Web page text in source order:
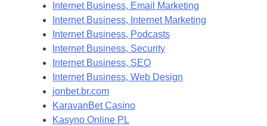
Internet Business, Email Marketing
Internet Business, Internet Marketing
Internet Business, Podcasts
Internet Business, Security
Internet Business, SEO
Internet Business, Web Design
jonbet.br.com
KaravanBet Casino
Kasyno Online PL